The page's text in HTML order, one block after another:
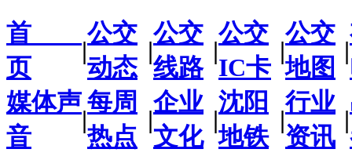
首
页
|
公交
动态
|
公交
线路
|
公交
IC卡
|
公交
地图
|
媒体声
音
|
每周
热点
|
企业
文化
|
沈阳
地铁
|
行业
资讯
|